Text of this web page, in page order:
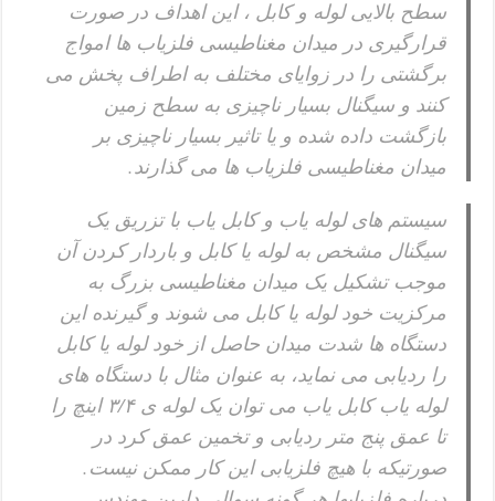
سطح بالایی لوله و کابل ، این اهداف در صورت
قرارگیری در میدان مغناطیسی فلزیاب ها امواج
برگشتی را در زوایای مختلف به اطراف پخش می
کنند و سیگنال بسیار ناچیزی به سطح زمین
بازگشت داده شده و یا تاثیر بسیار ناچیزی بر
میدان مغناطیسی فلزیاب ها می گذارند.
سیستم های لوله یاب و کابل یاب با تزریق یک
سیگنال مشخص به لوله یا کابل و باردار کردن آن
موجب تشکیل یک میدان مغناطیسی بزرگ به
مرکزیت خود لوله یا کابل می شوند و گیرنده این
دستگاه ها شدت میدان حاصل از خود لوله یا کابل
را ردیابی می نماید، به عنوان مثال با دستگاه های
لوله یاب کابل یاب می توان یک لوله ی ۳/۴ اینچ را
تا عمق پنج متر ردیابی و تخمین عمق کرد در
صورتیکه با هیچ فلزیابی این کار ممکن نیست.